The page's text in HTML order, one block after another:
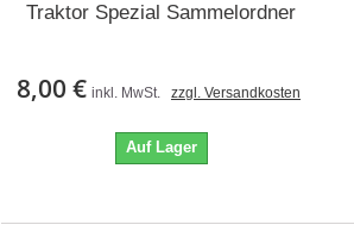
Traktor Spezial Sammelordner
8,00 € inkl. MwSt. zzgl. Versandkosten
Auf Lager